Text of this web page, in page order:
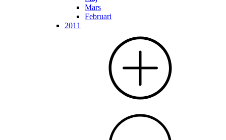
Mars
Februari
2011